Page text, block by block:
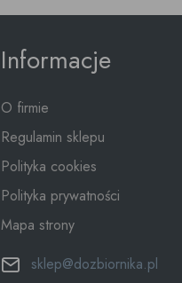
Informacje
O firmie
Regulamin sklepu
Polityka cookies
Polityka prywatności
Mapa strony
sklep@dozbiornika.pl